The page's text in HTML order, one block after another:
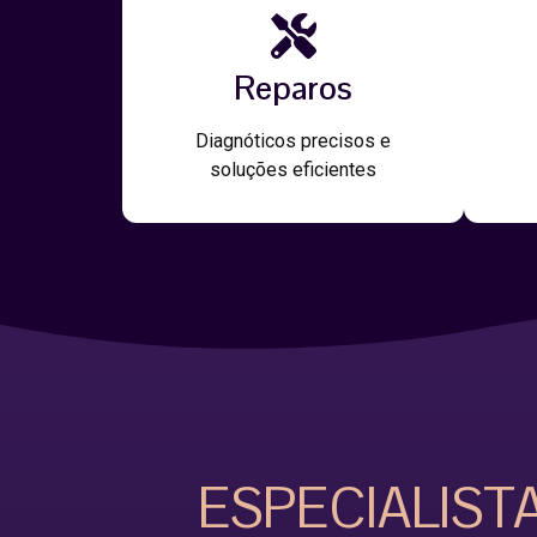
Reparos
Diagnóticos precisos e
soluções eficientes